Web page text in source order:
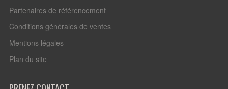
Partenaires de référencement
Conditions générales de ventes
Mentions légales
Plan du site